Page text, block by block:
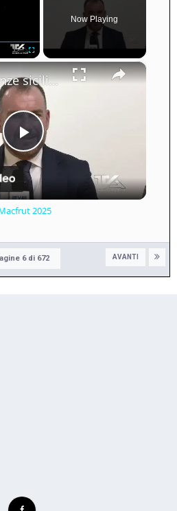
Now Playing
×
Play
Video
Le eccellenze siciliane al Macfrut 2025
2025
AVANTI
6 di 672